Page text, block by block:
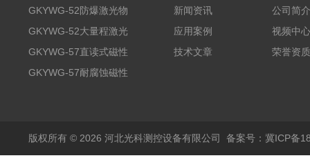
GKYWG-52防爆激光物
位计
GKYWG-52大量程激光
物位计
GKYWG-57直读式磁性
液位计
GKYWG-57耐腐蚀磁性
新闻资讯
应用案例
技术文章
公司简介
视频中心
荣誉资质
版权所有 © 2026 河北光科测控设备有限公司 备案号：冀ICP备